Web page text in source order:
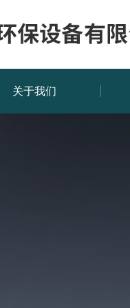
关于我们